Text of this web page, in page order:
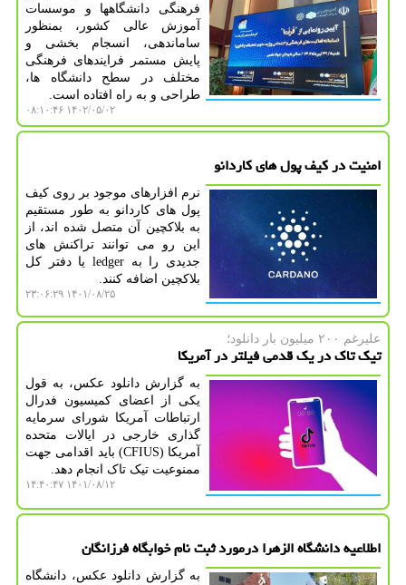
فرهنگی دانشگاهها و موسسات
آموزش عالی کشور، بمنظور
ساماندهی، انسجام بخشی و
پایش مستمر فرایندهای فرهنگی
مختلف در سطح دانشگاه ها،
طراحی و به راه افتاده است.
۱۴۰۲/۰۵/۰۲ ۰۸:۱۰:۴۶
امنیت در کیف پول های کاردانو
نرم افزارهای موجود بر روی کیف
پول های کاردانو به طور مستقیم
به بلاکچین آن متصل شده اند، از
این رو می توانند تراکنش های
جدیدی را به ledger یا دفتر کل
بلاکچین اضافه کنند.
۱۴۰۱/۰۸/۲۵ ۲۳:۰۶:۲۹
علیرغم ۲۰۰ میلیون بار دانلود؛
تیک تاک در یک قدمی فیلتر در آمریکا
به گزارش دانلود عکس، به قول
یکی از اعضای کمیسیون فدرال
ارتباطات آمریکا شورای سرمایه
گذاری خارجی در ایالات متحده
آمریکا (CFIUS) باید اقدامی جهت
ممنوعیت تیک تاک انجام دهد.
۱۴۰۱/۰۸/۱۲ ۱۴:۴۰:۴۷
اطلاعیه دانشگاه الزهرا درمورد ثبت نام خوابگاه فرزانگان
به گزارش دانلود عکس، دانشگاه